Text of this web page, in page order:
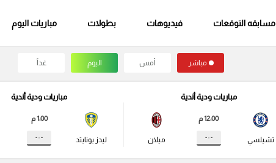
مسابقه التوقعات فيديوهات بطولات مباريات اليوم
مباشر أمس اليوم غداً
مباريات ودية أندية
تشيلسي
12:00 م
- : - ميلان
مباريات ودية أندية
ليدز يونايتد
1:00 م
- : -